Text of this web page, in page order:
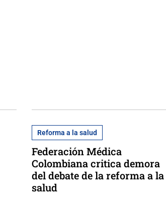
Reforma a la salud
Federación Médica
Colombiana critica demora
del debate de la reforma a la
salud